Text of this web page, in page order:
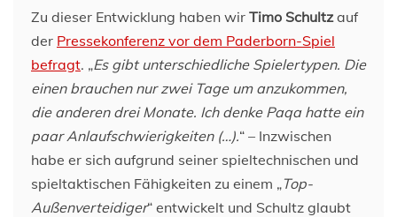
Zu dieser Entwicklung haben wir Timo Schultzauf
der Pressekonferenz vor dem Paderborn-Spiel
befragt. „Es gibt unterschiedliche Spielertypen. Die
einen brauchen nur zwei Tage um anzukommen,
die anderen drei Monate. Ich denke Paqa hatte ein
paar Anlaufschwierigkeiten (…).“ – Inzwischen
habe er sich aufgrund seiner spieltechnischen und
spieltaktischen Fähigkeiten zu einem „Top-
Außenverteidiger“ entwickelt und Schultz glaubt